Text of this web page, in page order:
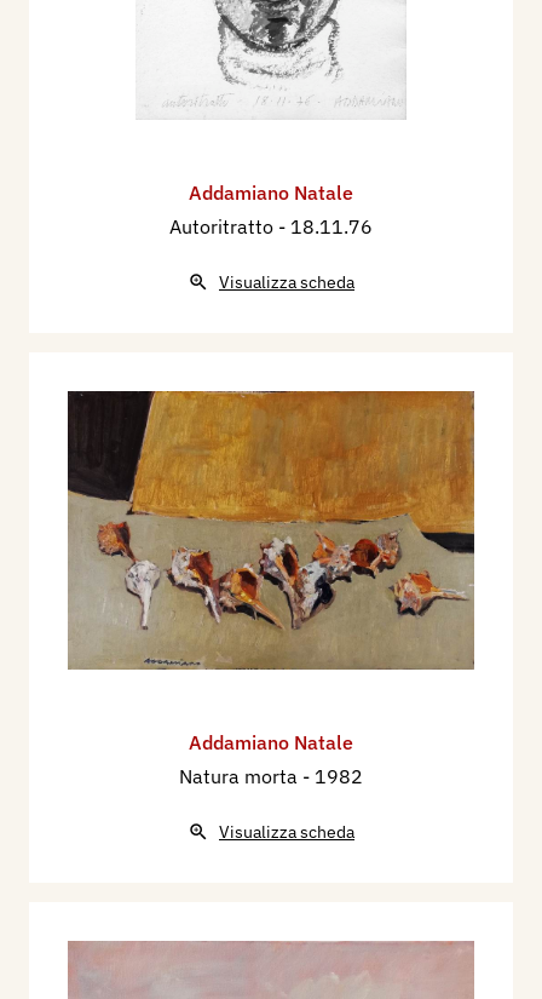
Addamiano Natale
Autoritratto - 18.11.76
Visualizza scheda
Addamiano Natale
Natura morta - 1982
Visualizza scheda